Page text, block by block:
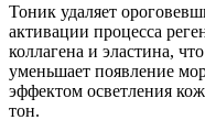
Тоник удаляет
активации процесса
коллагена и эластина,
уменьшает появление
эффектом осветления
тон.